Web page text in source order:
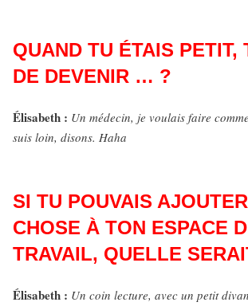
QUAND TU ÉTAIS PETIT,
DE DEVENIR … ?
Élisabeth : Un médecin, je voulais faire
suis loin, disons. Haha
SI TU POUVAIS
CHOSE À TON ESPACE
TRAVAIL, QUELLE
Élisabeth : Un coin lecture, avec un petit